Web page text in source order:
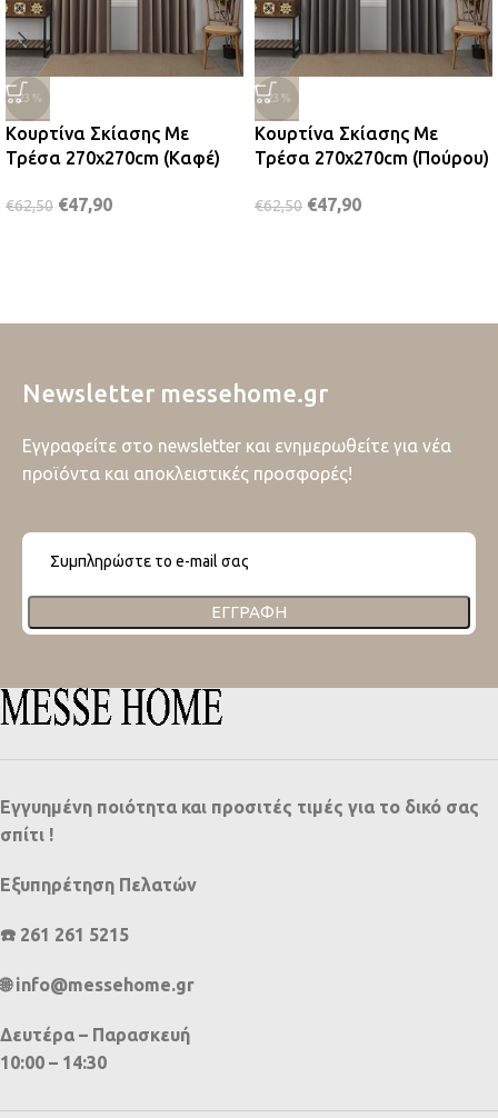
-23%
Κουρτίνα Σκίασης Με
Τρέσα 270x270cm (Καφέ)
€62,50 €47,90
-23%
Κουρτίνα Σκίασης Με
Τρέσα 270x270cm (Πούρου)
€62,50 €47,90
Newsletter messehome.gr
Εγγραφείτε στο newsletter και ενημερωθείτε για νέα
προϊόντα και αποκλειστικές προσφορές!
ΕΓΓΡΑΦΉ
Εγγυημένη ποιότητα και προσιτές τιμές για το δικό σας
σπίτι !
Εξυπηρέτηση Πελατών
☎️ 261 261 5215
🌐 info@messehome.gr
Δευτέρα – Παρασκευή
10:00 – 14:30